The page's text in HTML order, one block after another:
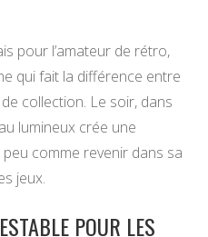
pour l’amateur de rétro,
qui fait la différence entre
collection. Le soir, dans
lumineux crée une
comme revenir dans sa
jeux.
POUR LES